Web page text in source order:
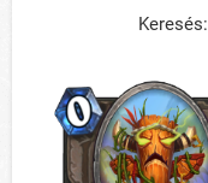
Keresés: